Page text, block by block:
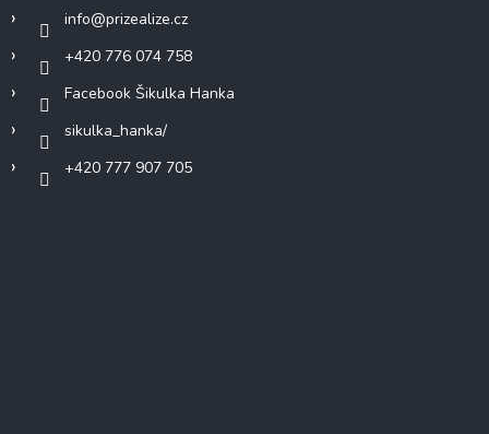
info@prizealize.cz
+420 776 074 758
Facebook Šikulka Hanka
sikulka_hanka/
+420 777 907 705